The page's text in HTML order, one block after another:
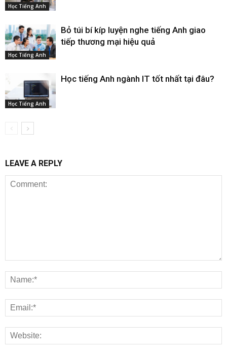
Học Tiếng Anh
Học Tiếng Anh
Bỏ túi bí kíp luyện nghe tiếng Anh giao
tiếp thương mại hiệu quả
Học Tiếng Anh
Học tiếng Anh ngành IT tốt nhất tại đâu?
LEAVE A REPLY